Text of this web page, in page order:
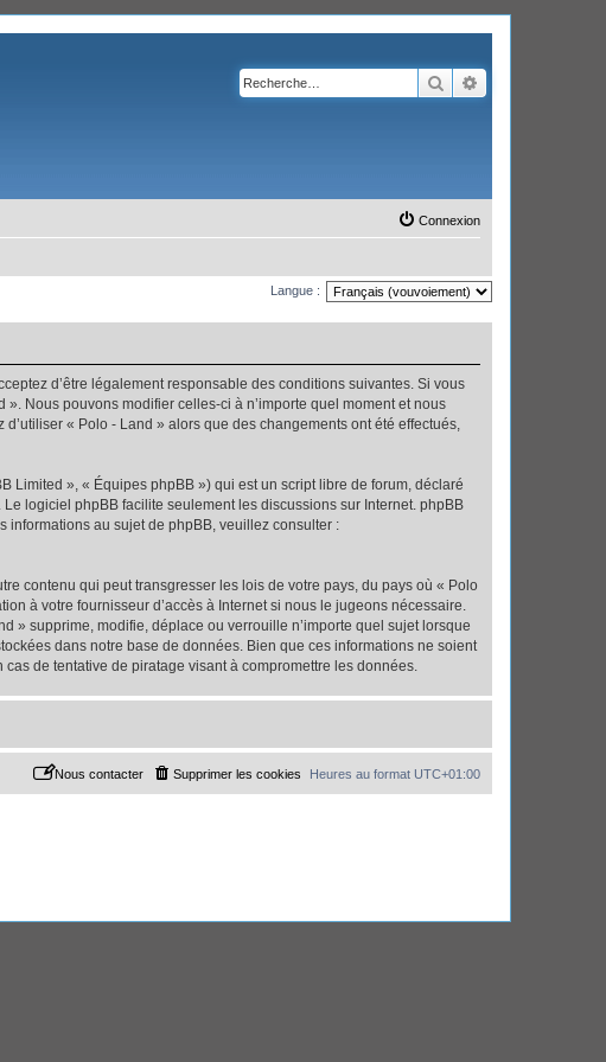
Rechercher
Connexion
Langue :
d’être légalement responsable des conditions suivantes. Si vous
Nous pouvons modifier celles-ci à n’importe quel moment et nous
« Polo - Land » alors que des changements ont été effectués,
Limited », « Équipes phpBB ») qui est un script libre de forum, déclaré
. Le logiciel phpBB facilite seulement les discussions sur Internet. phpBB
informations au sujet de phpBB, veuillez consulter :
contenu qui peut transgresser les lois de votre pays, du pays où « Polo
à votre fournisseur d’accès à Internet si nous le jugeons nécessaire.
» supprime, modifie, déplace ou verrouille n’importe quel sujet lorsque
dans notre base de données. Bien que ces informations ne soient
de tentative de piratage visant à compromettre les données.
Heures au format UTC+01:00
Supprimer les cookies
Nous contacter